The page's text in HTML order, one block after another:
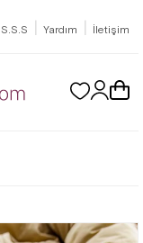
S.S.S | Yardım | İletişim